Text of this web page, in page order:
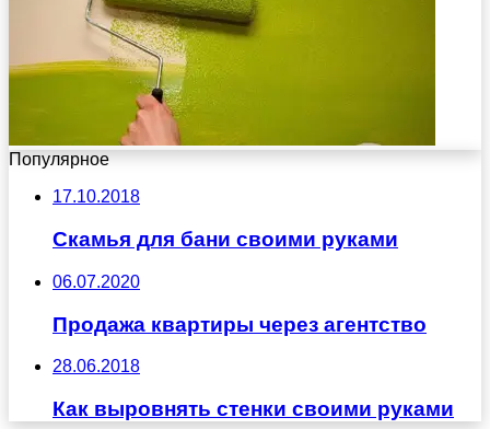
Популярное
17.10.2018
Скамья для бани своими руками
06.07.2020
Продажа квартиры через агентство
28.06.2018
Как выровнять стенки своими руками